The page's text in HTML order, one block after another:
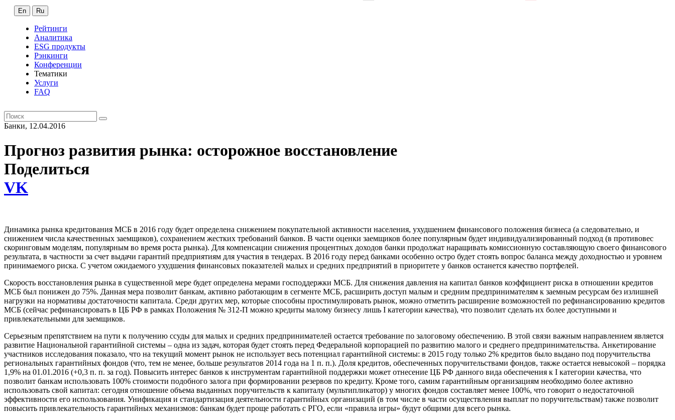
En Ru
Рейтинги
Аналитика
ESG продукты
Рэнкинги
Конференции
Тематики
Услуги
FAQ
Банки, 12.04.2016
Прогноз развития рынка: осторожное восстановление
Поделиться
VK
Динамика рынка кредитования МСБ в 2016 году будет определена снижением покупательной активности населения, ухудшением финансового положения бизнеса (а следовательно, и
снижением числа качественных заемщиков), сохранением жестких требований банков. В части оценки заемщиков более популярным будет индивидуализированный подход (в противовес
скоринговым моделям, популярным во время роста рынка). Для компенсации снижения процентных доходов банки продолжат наращивать комиссионную составляющую своего финансового
результата, в частности за счет выдачи гарантий предприятиям для участия в тендерах. В 2016 году перед банками особенно остро будет стоять вопрос баланса между доходностью и уровнем
принимаемого риска. С учетом ожидаемого ухудшения финансовых показателей малых и средних предприятий в приоритете у банков останется качество портфелей.
Скорость восстановления рынка в существенной мере будет определена мерами господдержки МСБ. Для снижения давления на капитал банков коэффициент риска в отношении кредитов
МСБ был понижен до 75%. Данная мера позволит банкам, активно работающим в сегменте МСБ, расширить доступ малым и средним предпринимателям к заемным ресурсам без излишней
нагрузки на нормативы достаточности капитала. Среди других мер, которые способны простимулировать рынок, можно отметить расширение возможностей по рефинансированию кредитов
МСБ (сейчас рефинансировать в ЦБ РФ в рамках Положения № 312-П можно кредиты малому бизнесу лишь I категории качества), что позволит сделать их более доступными и
привлекательными для заемщиков.
Серьезным препятствием на пути к получению ссуды для малых и средних предпринимателей остается требование по залоговому обеспечению. В этой связи важным направлением является
развитие Национальной гарантийной системы – одна из задач, которая будет стоять перед Федеральной корпорацией по развитию малого и среднего предпринимательства. Анкетирование
участников исследования показало, что на текущий момент рынок не использует весь потенциал гарантийной системы: в 2015 году только 2% кредитов было выдано под поручительства
региональных гарантийных фондов (что, тем не менее, больше результатов 2014 года на 1 п. п.). Доля кредитов, обеспеченных поручительствами фондов, также остается невысокой – порядка
1,9% на 01.01.2016 (+0,3 п. п. за год). Повысить интерес банков к инструментам гарантийной поддержки может отнесение ЦБ РФ данного вида обеспечения к I категории качества, что
позволит банкам использовать 100% стоимости подобного залога при формировании резервов по кредиту. Кроме того, самим гарантийным организациям необходимо более активно
использовать свой капитал: сегодня отношение объема выданных поручительств к капиталу (мультипликатор) у многих фондов составляет менее 100%, что говорит о недостаточной
эффективности его использования. Унификация и стандартизация деятельности гарантийных организаций (в том числе в части осуществления выплат по поручительствам) также позволит
повысить привлекательность гарантийных механизмов: банкам будет проще работать с РГО, если «правила игры» будут общими для всего рынка.